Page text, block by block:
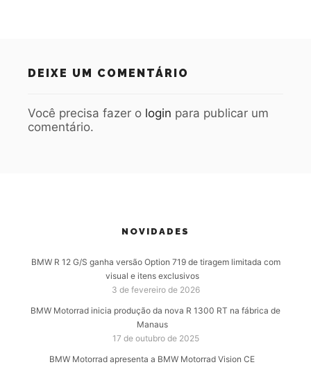
DEIXE UM COMENTÁRIO
Você precisa fazer o login para publicar um
comentário.
NOVIDADES
BMW R 12 G/S ganha versão Option 719 de tiragem limitada com
visual e itens exclusivos
3 de fevereiro de 2026
BMW Motorrad inicia produção da nova R 1300 RT na fábrica de
Manaus
17 de outubro de 2025
BMW Motorrad apresenta a BMW Motorrad Vision CE